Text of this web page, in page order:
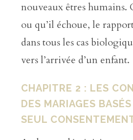
nouveaux êtres humains.
ou qu’il échoue, le
dans tous les cas
vers l’arrivée d’un enfant.
CHAPITRE 2 : LES
DES MARIAGES
SEUL